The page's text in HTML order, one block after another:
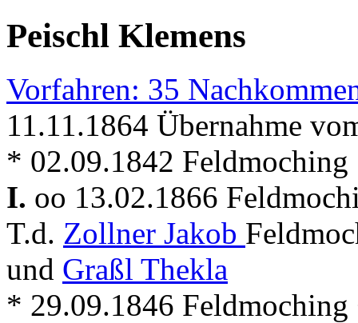
Peischl Klemens
Vorfahren: 35
11.11.1864 Übernahme
* 02.09.1842 Feldmoching
I. oo 13.02.1866
T.d. Zollner Jakob
und Graßl Thekla
* 29.09.1846